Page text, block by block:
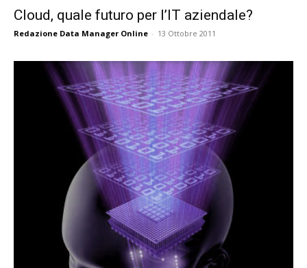
Cloud, quale futuro per l’IT aziendale?
Redazione Data Manager Online - 13 Ottobre 2011